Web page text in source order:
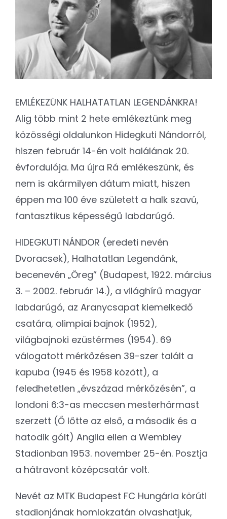
Kapcsolat
SEARCH
FOR:
EMLÉKEZÜNK HALHATATLAN LEGENDÁNKRA!
Alig több mint 2 hete emlékeztünk meg
közösségi oldalunkon Hidegkuti Nándorról,
hiszen február 14-én volt halálának 20.
évfordulója. Ma újra Rá emlékeszünk, és
nem is akármilyen dátum miatt, hiszen
éppen ma 100 éve született a halk szavú,
fantasztikus képességű labdarúgó.
HIDEGKUTI NÁNDOR (eredeti nevén
Dvoracsek), Halhatatlan Legendánk,
becenevén „Öreg” (Budapest, 1922. március
3. – 2002. február 14.), a világhírű magyar
labdarúgó, az Aranycsapat kiemelkedő
csatára, olimpiai bajnok (1952),
világbajnoki ezüstérmes (1954). 69
válogatott mérkőzésen 39-szer talált a
kapuba (1945 és 1958 között), a
feledhetetlen „évszázad mérkőzésén”, a
londoni 6:3-as meccsen mesterhármast
szerzett (Ő lőtte az első, a második és a
hatodik gólt) Anglia ellen a Wembley
Stadionban 1953. november 25-én. Posztja
a hátravont középcsatár volt.
Nevét az MTK Budapest FC Hungária körúti
stadionjának homlokzatán olvashatjuk,